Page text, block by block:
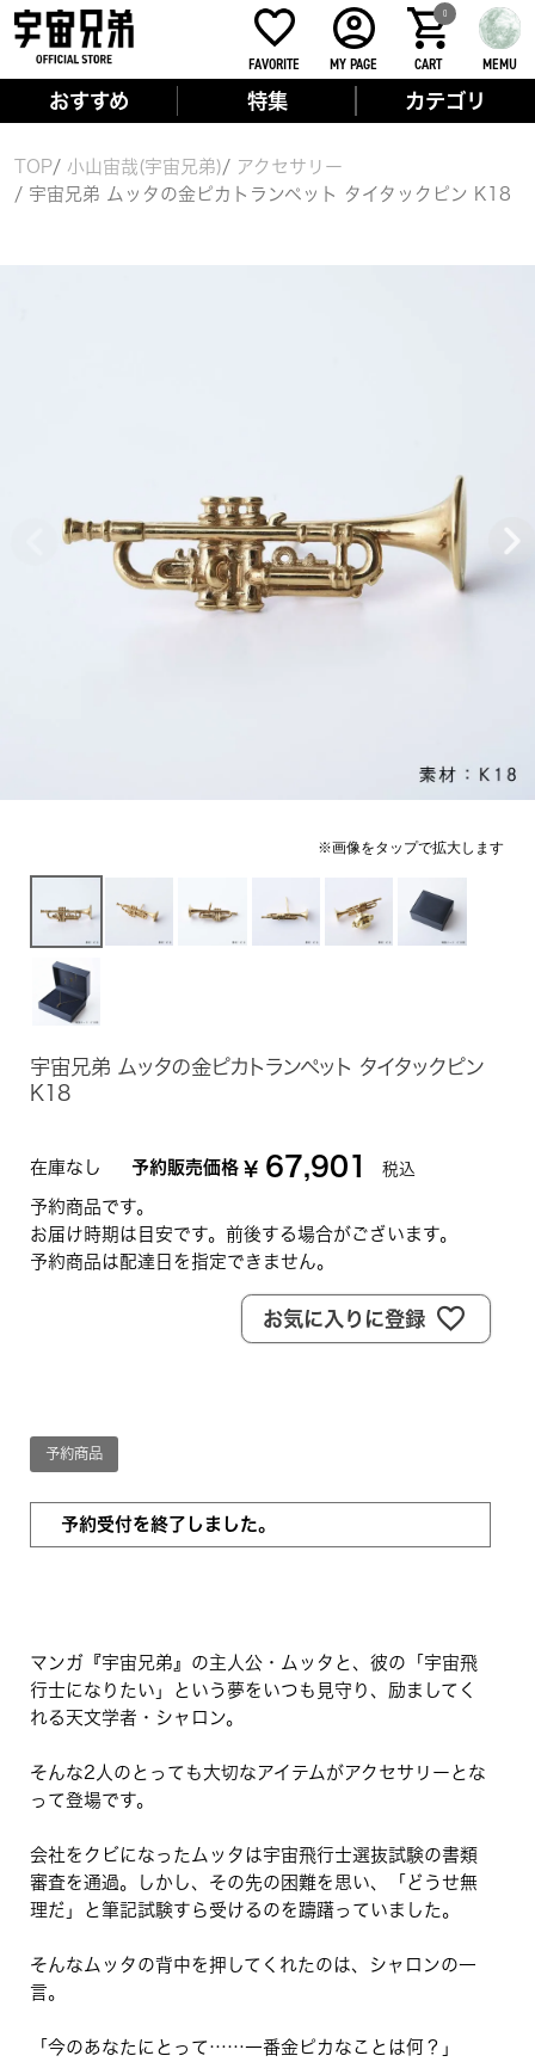
FAVORITE MY PAGE CART
0
MEMU
おすすめ 特集 カテゴリ
TOP 小山宙哉(宇宙兄弟)
アクセサリー
宇宙兄弟 ムッタの金ピカトランペット タイタックピン K18
宇宙兄弟 ムッタの金ピカトランペット タイタックピン
K18
在庫なし 予約販売価格 ¥ 67,901 税込
予約商品です。
お届け時期は目安です。前後する場合がございます。
予約商品は配達日を指定できません。
お気に入りに登録
予約商品
予約受付を終了しました。
マンガ『宇宙兄弟』の主人公・ムッタと、彼の「宇宙飛
行士になりたい」という夢をいつも見守り、励ましてく
れる天文学者・シャロン。
そんな2人のとっても大切なアイテムがアクセサリーとな
って登場です。
会社をクビになったムッタは宇宙飛行士選抜試験の書類
審査を通過。しかし、その先の困難を思い、「どうせ無
理だ」と筆記試験すら受けるのを躊躇っていました。
そんなムッタの背中を押してくれたのは、シャロンの一
言。
「今のあなたにとって……一番金ピカなことは何？」